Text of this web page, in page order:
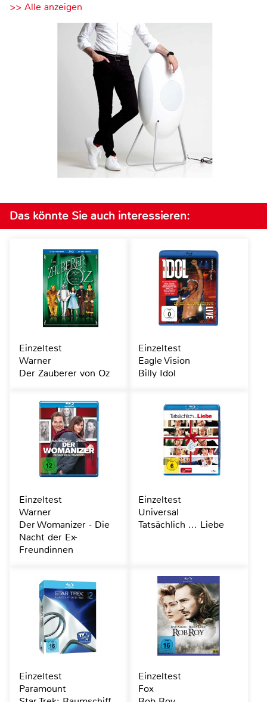
>> Alle anzeigen
Das könnte Sie auch interessieren:
Einzeltest
Warner
Der Zauberer von Oz
Einzeltest
Eagle Vision
Billy Idol
Einzeltest
Warner
Der Womanizer - Die
Nacht der Ex-
Freundinnen
Einzeltest
Universal
Tatsächlich ... Liebe
Einzeltest
Paramount
Einzeltest
Fox